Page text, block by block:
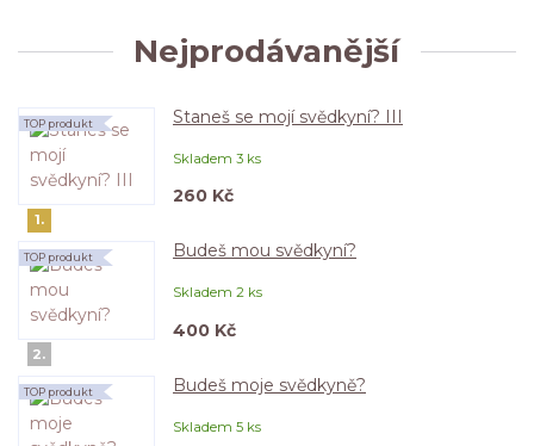
Nejprodávanější
1.
Staneš se mojí svědkyní? III
Skladem 3 ks
TOP produkt
260 Kč
2.
Budeš mou svědkyní?
Skladem 2 ks
TOP produkt
400 Kč
Budeš moje svědkyně?
Skladem 5 ks
TOP produkt